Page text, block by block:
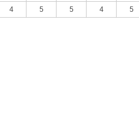
4 5 5 4 5